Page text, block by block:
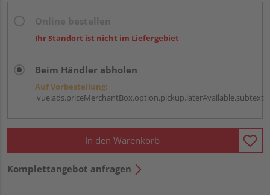
Ihr Standort ist nicht im Liefergebiet
Beim Händler abholen
Auf Vorbestellung:
vue.ads.priceMerchantBox.option.pickup.laterAvailable.subtext
In den Warenkorb
Komplettangebot anfragen